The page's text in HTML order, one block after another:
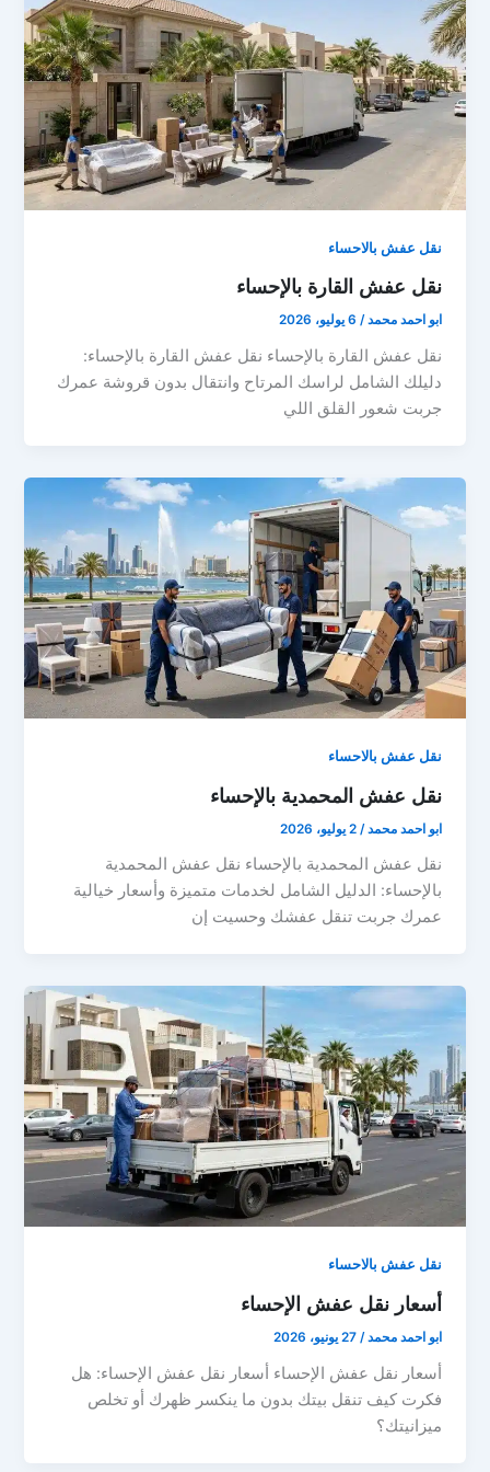
نقل عفش بالاحساء
نقل عفش القارة بالإحساء
ابو احمد محمد/ 6 يوليو، 2026
نقل عفش القارة بالإحساء نقل عفش القارة بالإحساء:
دليلك الشامل لراسك المرتاح وانتقال بدون قروشة عمرك
جربت شعور القلق اللي
نقل عفش بالاحساء
نقل عفش المحمدية بالإحساء
ابو احمد محمد/2 يوليو، 2026
نقل عفش المحمدية بالإحساء نقل عفش المحمدية
بالإحساء: الدليل الشامل لخدمات متميزة وأسعار خيالية
عمرك جربت تنقل عفشك وحسيت إن
نقل عفش بالاحساء
أسعار نقل عفش الإحساء
ابو احمد محمد/27 يونيو، 2026
أسعار نقل عفش الإحساء أسعار نقل عفش الإحساء: هل
فكرت كيف تنقل بيتك بدون ما ينكسر ظهرك أو تخلص
ميزانيتك؟